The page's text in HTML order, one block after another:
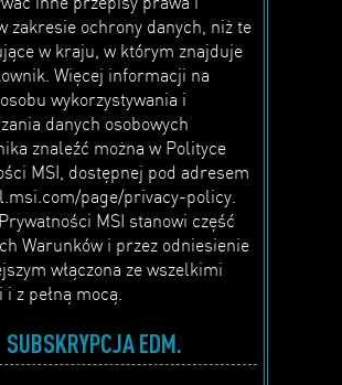
zakresie ochrony danych, niż te
w kraju, w którym znajduje
Więcej informacji na
wykorzystywania i
danych osobowych
znaleźć można w Polityce
MSI, dostępnej pod adresem
page/privacy-policy.
MSI stanowi część
Warunków i przez odniesienie
włączona ze wszelkimi
z pełną mocą.
SUBSKRYPCJA EDM.